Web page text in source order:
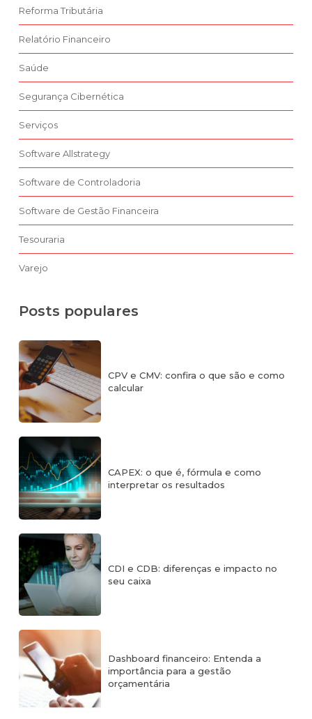
Reforma Tributária
Relatório Financeiro
Saúde
Segurança Cibernética
Serviços
Software Allstrategy
Software de Controladoria
Software de Gestão Financeira
Tesouraria
Varejo
Posts populares
CPV e CMV: confira o que são e como
calcular
CAPEX: o que é, fórmula e como
interpretar os resultados
CDI e CDB: diferenças e impacto no
seu caixa
Dashboard financeiro: Entenda a
importância para a gestão
orçamentária